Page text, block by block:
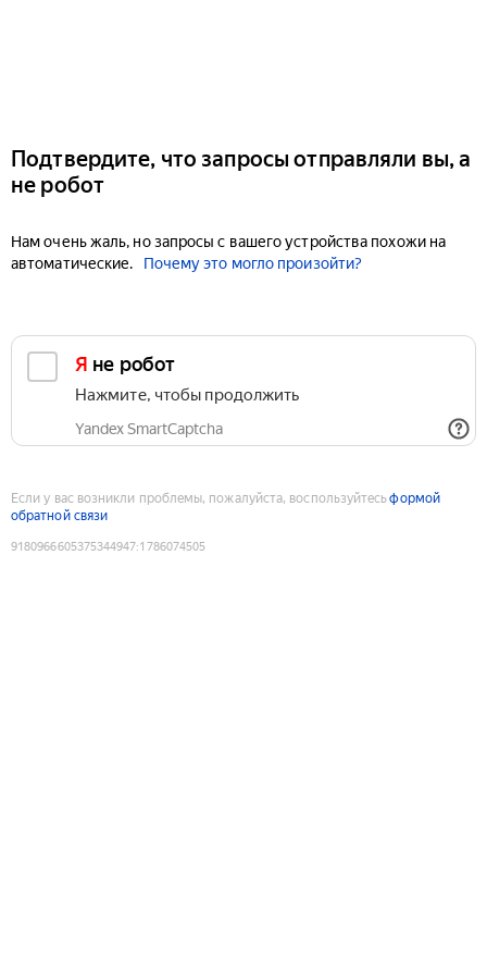
Подтвердите, что запросы отправляли вы, а
не робот
Нам очень жаль, но запросы с вашего устройства похожи на
автоматические.
Почему это могло произойти?
Я не робот
Нажмите, чтобы продолжить
Yandex SmartCaptcha
Если у вас возникли проблемы, пожалуйста, воспользуйтесьформой
обратной связи
9180966605375344947:1786074505